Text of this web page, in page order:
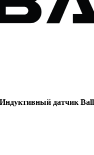
Индуктивный датчик